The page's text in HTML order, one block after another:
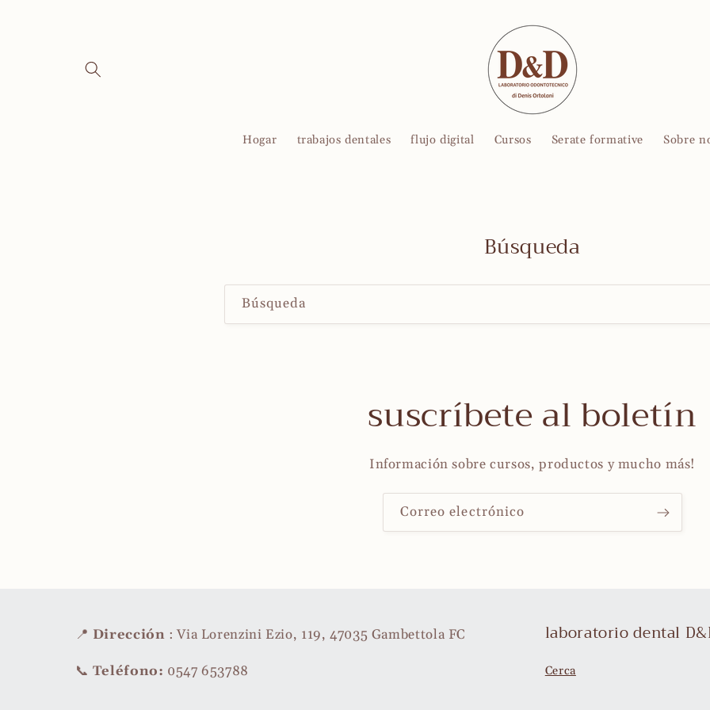
Hogar trabajos dentales flujo digital Cursos Serate formative Sobre
Búsqueda
Búsqueda
suscríbete al boletín
Información sobre cursos, productos y mucho más!
Correo electrónico
📍 Dirección : Via Lorenzini Ezio, 119, 47035 Gambettola FC
📞 Teléfono: 0547 653788
laboratorio dental
Cerca